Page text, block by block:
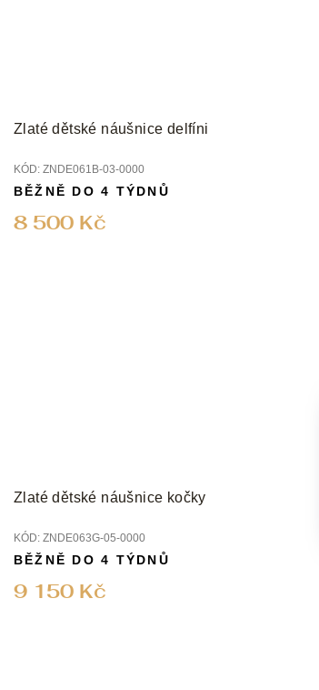
Zlaté dětské náušnice delfíni
KÓD: ZNDE061B-03-0000
8 500 Kč
BĚŽNĚ DO 4 TÝDNŮ
Zlaté dětské náušnice kočky
KÓD: ZNDE063G-05-0000
9 150 Kč
BĚŽNĚ DO 4 TÝDNŮ